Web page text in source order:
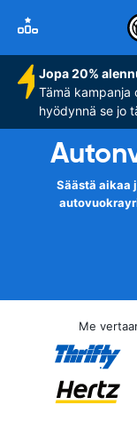
Jopa 20%
Tämä kampanja
hyödynnä se jo
Säästä aikaa
Me